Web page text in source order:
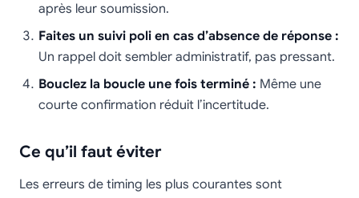
après leur soumission.
Faites un suivi poli en cas d’absence de réponse :
Un rappel doit sembler administratif, pas pressant.
Bouclez la boucle une fois terminé : Même une
courte confirmation réduit l’incertitude.
Ce qu’il faut éviter
Les erreurs de timing les plus courantes sont